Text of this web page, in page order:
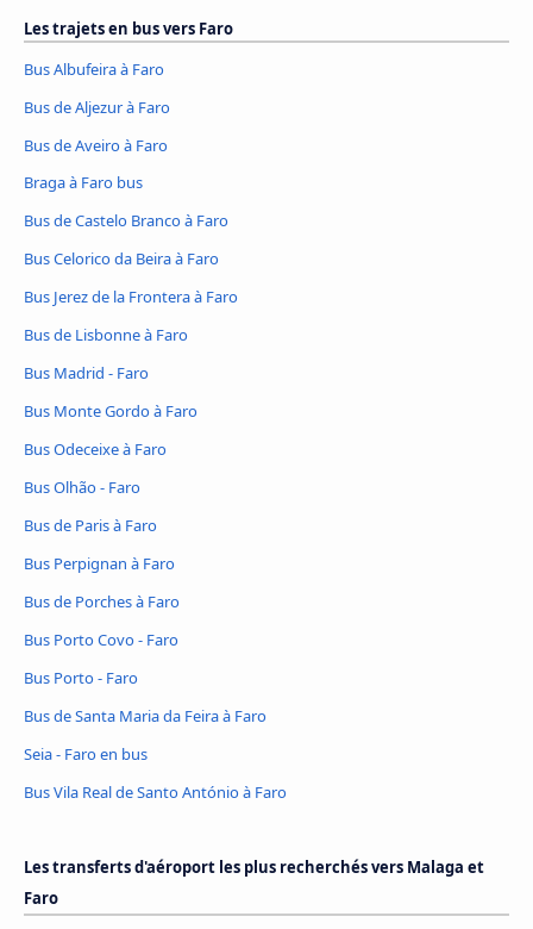
Les trajets en bus vers Faro
Bus Albufeira à Faro
Bus de Aljezur à Faro
Bus de Aveiro à Faro
Braga à Faro bus
Bus de Castelo Branco à Faro
Bus Celorico da Beira à Faro
Bus Jerez de la Frontera à Faro
Bus de Lisbonne à Faro
Bus Madrid - Faro
Bus Monte Gordo à Faro
Bus Odeceixe à Faro
Bus Olhão - Faro
Bus de Paris à Faro
Bus Perpignan à Faro
Bus de Porches à Faro
Bus Porto Covo - Faro
Bus Porto - Faro
Bus de Santa Maria da Feira à Faro
Seia - Faro en bus
Bus Vila Real de Santo António à Faro
Les transferts d'aéroport les plus recherchés vers Malaga et
Faro